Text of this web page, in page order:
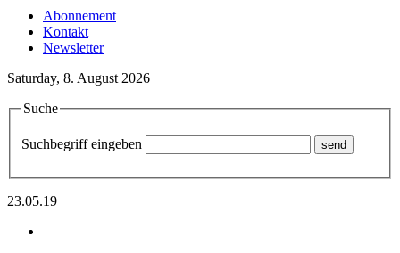
Abonnement
Kontakt
Newsletter
Saturday, 8. August 2026
Suche
Suchbegriff eingeben
23.05.19